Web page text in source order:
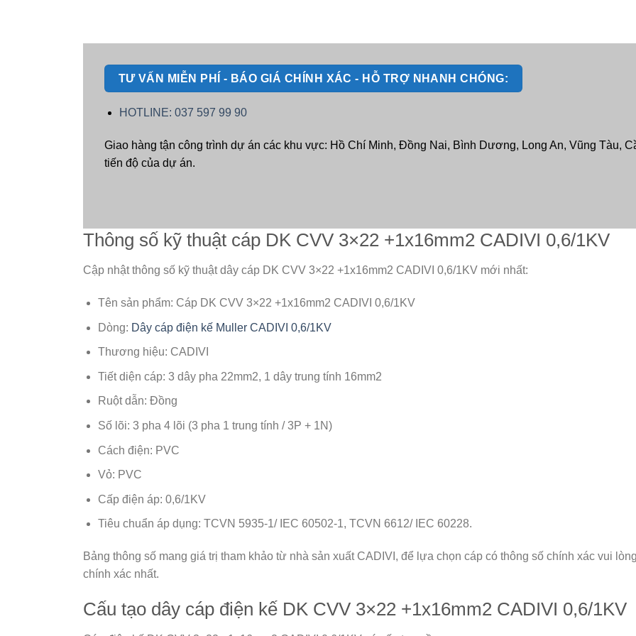
TƯ VẤN MIỄN PHÍ - BÁO GIÁ CHÍNH XÁC - HỖ TRỢ NHANH CHÓNG:
HOTLINE: 037 597 99 90
Giao hàng tận công trình dự án các khu vực: Hồ Chí Minh, Đồng Nai, Bình Dương, Long An, Vũng Tàu,
tiến độ của dự án.
Thông số kỹ thuật cáp DK CVV 3×22 +1x16mm2 CADIVI 0,6/1KV
Cập nhật thông số kỹ thuật dây cáp DK CVV 3×22 +1x16mm2 CADIVI 0,6/1KV mới nhất:
Tên sản phẩm: Cáp DK CVV 3×22 +1x16mm2 CADIVI 0,6/1KV
Dòng: Dây cáp điện kế Muller CADIVI 0,6/1KV
Thương hiệu: CADIVI
Tiết diện cáp: 3 dây pha 22mm2, 1 dây trung tính 16mm2
Ruột dẫn: Đồng
Số lõi: 3 pha 4 lõi (3 pha 1 trung tính / 3P + 1N)
Cách điện: PVC
Vỏ: PVC
Cấp điện áp: 0,6/1KV
Tiêu chuẩn áp dụng: TCVN 5935-1/ IEC 60502-1, TCVN 6612/ IEC 60228.
Bảng thông số mang giá trị tham khảo từ nhà sản xuất CADIVI, để lựa chọn cáp có thông số chính xác vui
chính xác nhất.
Cấu tạo dây cáp điện kế DK CVV 3×22 +1x16mm2 CADIVI 0,6/1KV